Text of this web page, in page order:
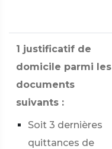
1 justificatif de
domicile parmi les
documents
suivants :
Soit 3 dernières
quittances de